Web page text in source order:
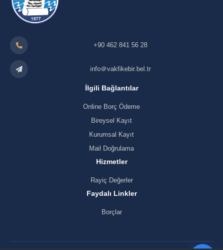
+90 462 841 56 28
info＠vakfikebir.bel.tr
İlgili Bağlantılar
Online Borç Ödeme
Bireysel Kayıt
Kurumsal Kayıt
Mail Doğrulama
Hizmetler
Rayiç Değerler
Faydalı Linkler
Borçlar